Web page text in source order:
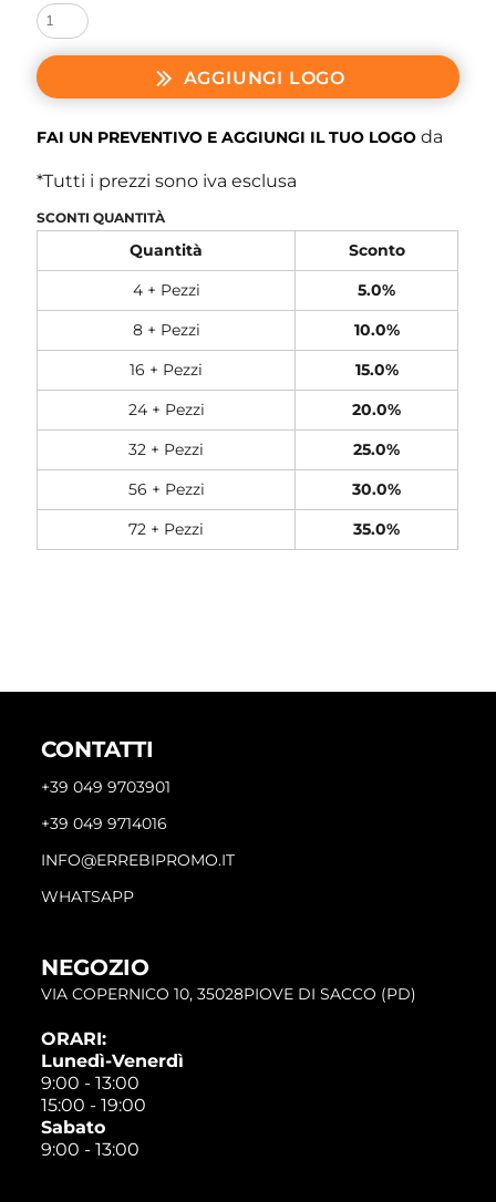
AGGIUNGI LOGO
FAI UN PREVENTIVO E AGGIUNGI IL TUO LOGO da
*Tutti i prezzi sono iva esclusa
SCONTI QUANTITÀ
Quantità
Sconto
4 + Pezzi
5.0%
8 + Pezzi
10.0%
16 + Pezzi
15.0%
24 + Pezzi
20.0%
32 + Pezzi
25.0%
56 + Pezzi
30.0%
72 + Pezzi
35.0%
CONTATTI
+39 049 9703901
+39 049 9714016
INFO@ERREBIPROMO.IT
WHATSAPP
NEGOZIO
VIA COPERNICO 10, 35028PIOVE DI SACCO (PD)
ORARI:
Lunedì-Venerdì
9:00 - 13:00
15:00 - 19:00
Sabato
9:00 - 13:00